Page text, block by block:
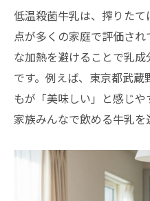
低温殺菌牛乳は、搾りた
点が多くの家庭で評価さ
な加熱を避けることで乳
です。例えば、東京都武
もが「美味しい」と感じ
家族みんなで飲める牛乳を